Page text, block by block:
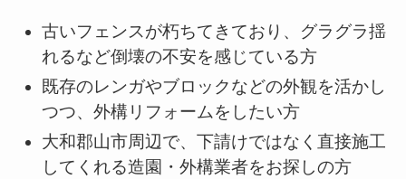
古いフェンスが朽ちてきており、グラグラ揺
れるなど倒壊の不安を感じている方
既存のレンガやブロックなどの外観を活かし
つつ、外構リフォームをしたい方
大和郡山市周辺で、下請けではなく直接施工
してくれる造園・外構業者をお探しの方